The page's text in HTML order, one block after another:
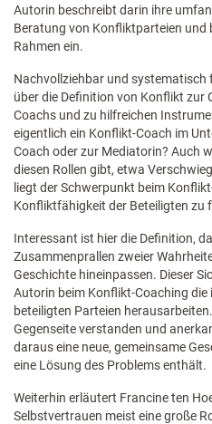
Autorin beschreibt darin ihre
Beratung von Konfliktparteien und
Rahmen ein.
Nachvollziehbar und
über die Definition von Konflikt zur
Coachs und zu hilfreichen
eigentlich ein Konflikt-Coach im
Coach oder zur Mediatorin? Auch
diesen Rollen gibt, etwa
liegt der Schwerpunkt beim
Konfliktfähigkeit der Beteiligten zu
Interessant ist hier die Definition,
Zusammenprallen zweier
Geschichte hineinpassen. Dieser
Autorin beim Konflikt-Coaching die
beteiligten Parteien
Gegenseite verstanden und
daraus eine neue, gemeinsame
eine Lösung des Problems enthält.
Weiterhin erläutert Francine ten
Selbstvertrauen meist eine große